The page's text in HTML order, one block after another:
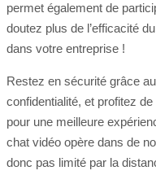
permet également de
doutez plus de l’efficacité
dans votre entreprise !
Restez en sécurité grâce
confidentialité, et profitez
pour une meilleure
chat vidéo opère dans de
donc pas limité par la